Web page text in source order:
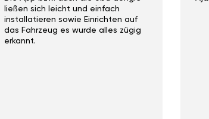
ließen sich leicht und einfach
installatieren sowie Einrichten auf
das Fahrzeug es wurde alles zügig
erkannt.